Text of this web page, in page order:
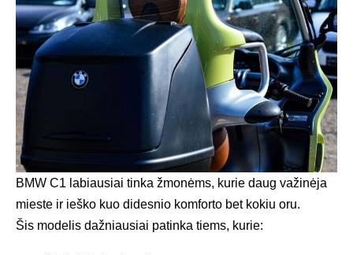
BMW C1 labiausiai tinka žmonėms, kurie daug važinėja
mieste ir ieško kuo didesnio komforto bet kokiu oru.
Šis modelis dažniausiai patinka tiems, kurie: